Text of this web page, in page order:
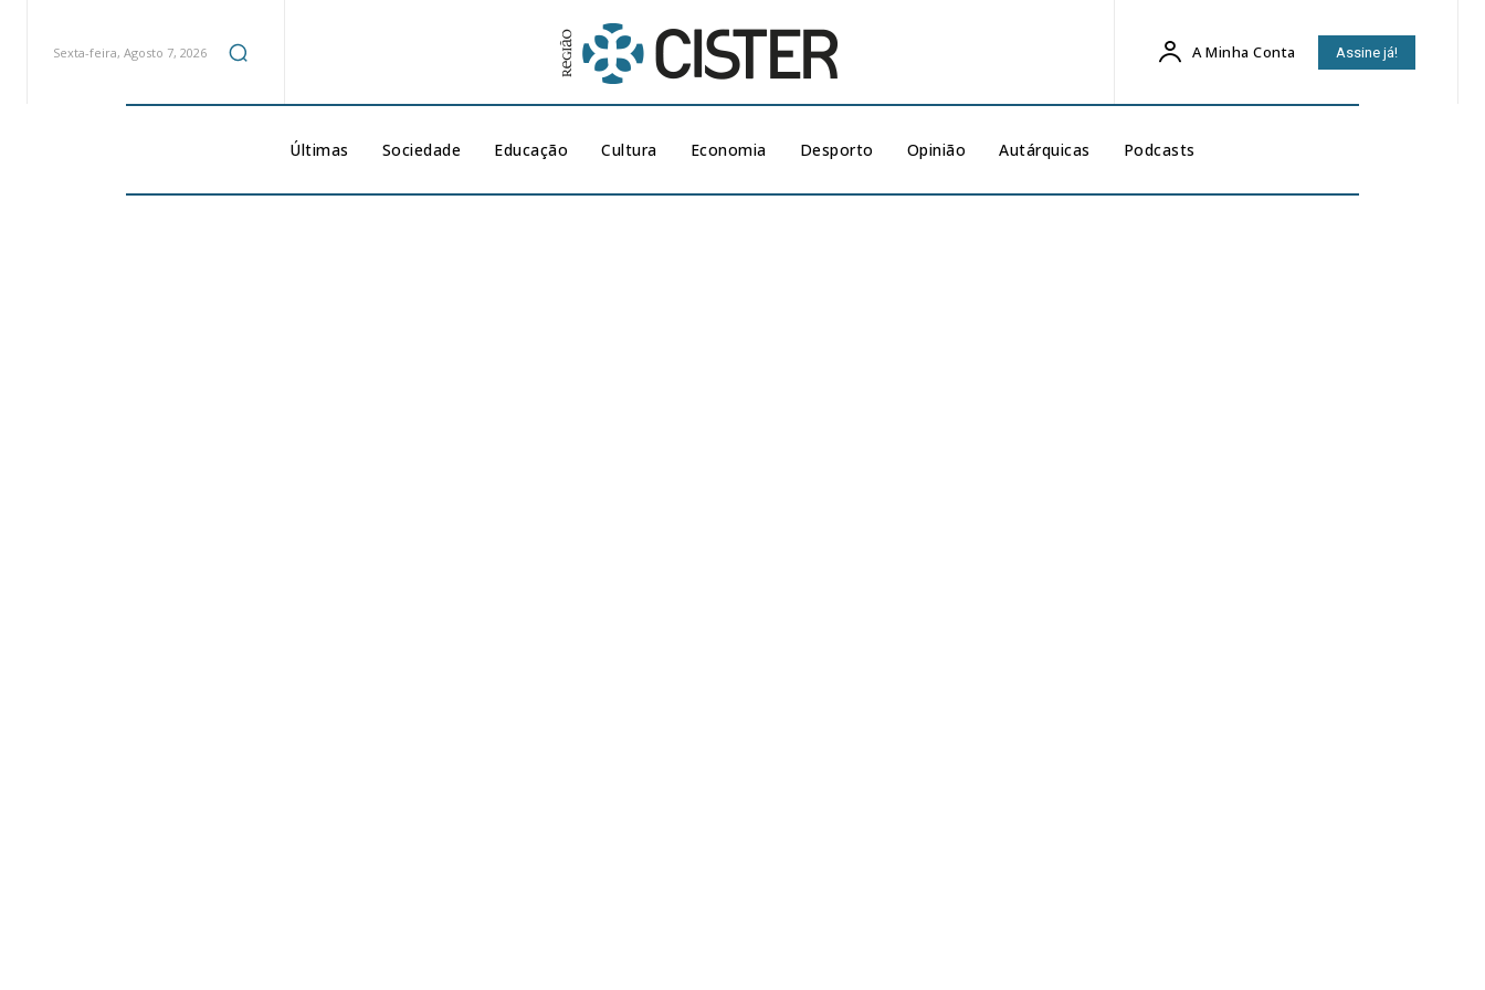
Sexta-feira, Agosto 7, 2026 A Minha Conta Assine já!
Últimas Sociedade Educação Cultura Economia Desporto Opinião Autárquicas Podcasts